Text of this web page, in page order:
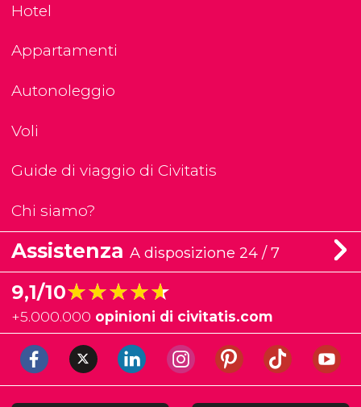
Hotel
Appartamenti
Autonoleggio
Voli
Guide di viaggio di Civitatis
Chi siamo?
Assistenza A disposizione 24 / 7
9,1/10★★★★★
★★★★★
+5.000.000 opinioni di civitatis.com